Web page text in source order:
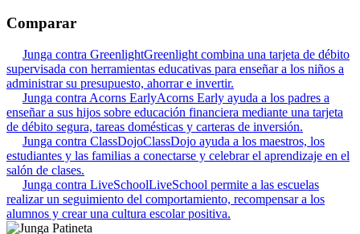
Comparar
Junga contra GreenlightGreenlight combina una tarjeta de débito
supervisada con herramientas educativas para enseñar a los niños a
administrar su presupuesto, ahorrar e invertir.
Junga contra Acorns EarlyAcorns Early ayuda a los padres a
enseñar a sus hijos sobre educación financiera mediante una tarjeta
de débito segura, tareas domésticas y carteras de inversión.
Junga contra ClassDojoClassDojo ayuda a los maestros, los
estudiantes y las familias a conectarse y celebrar el aprendizaje en el
salón de clases.
Junga contra LiveSchoolLiveSchool permite a las escuelas
realizar un seguimiento del comportamiento, recompensar a los
alumnos y crear una cultura escolar positiva.